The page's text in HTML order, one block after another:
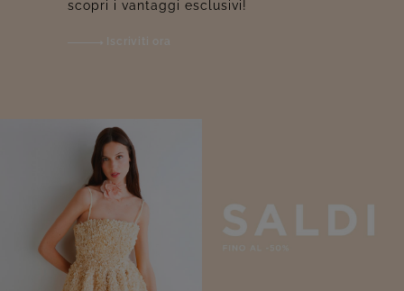
scopri i vantaggi esclusivi!
Iscriviti ora